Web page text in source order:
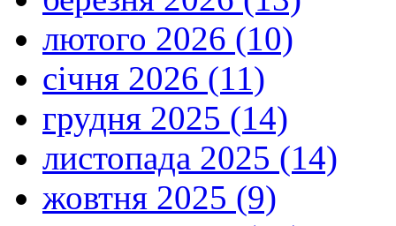
лютого 2026 (10)
січня 2026 (11)
грудня 2025 (14)
листопада 2025 (14)
жовтня 2025 (9)